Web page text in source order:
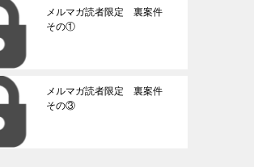
メルマガ読者限定 裏案件
その①
メルマガ読者限定 裏案件
その③